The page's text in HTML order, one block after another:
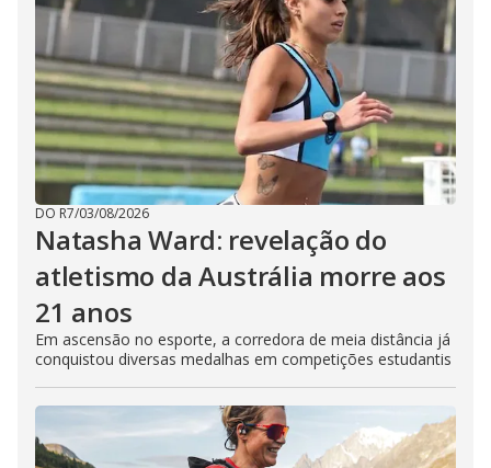
DO R7/03/08/2026
Natasha Ward: revelação do
atletismo da Austrália morre aos
21 anos
Em ascensão no esporte, a corredora de meia distância já
conquistou diversas medalhas em competições estudantis